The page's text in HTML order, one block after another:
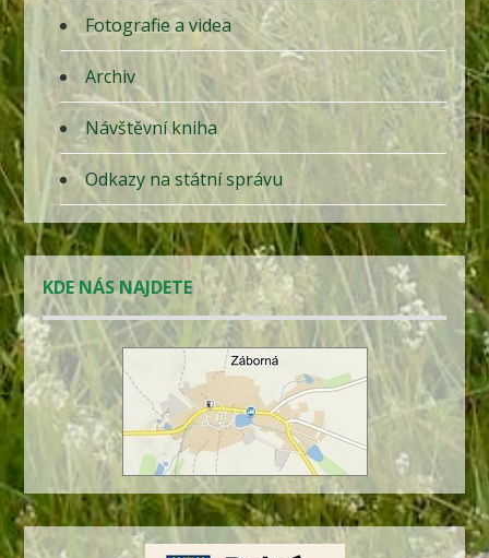
Fotografie a videa
Archiv
Návštěvní kniha
Odkazy na státní správu
KDE NÁS NAJDETE